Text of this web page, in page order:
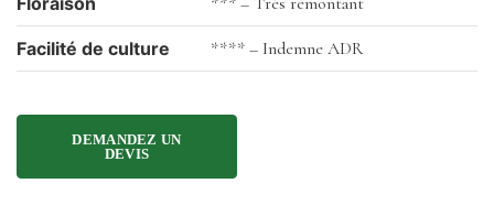
Facilité de culture **** – Indemne ADR